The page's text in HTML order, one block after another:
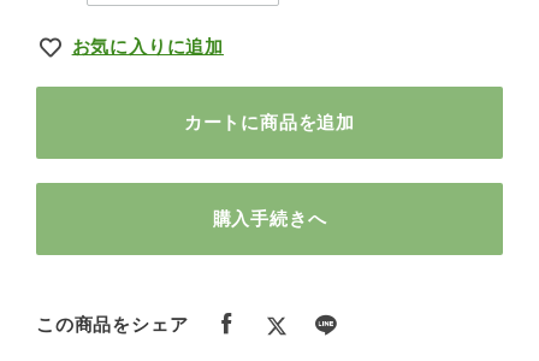
お気に入りに追加
カートに商品を追加
購入手続きへ
この商品をシェア